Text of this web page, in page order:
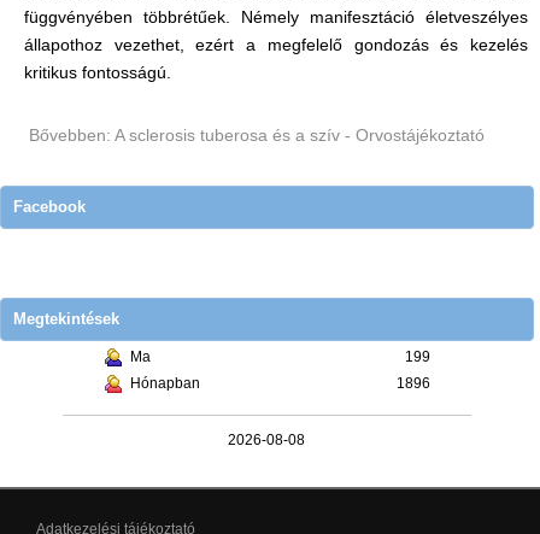
függvényében többrétűek. Némely manifesztáció életveszélyes
állapothoz vezethet, ezért a megfelelő gondozás és kezelés
kritikus fontosságú.
Bővebben: A sclerosis tuberosa és a szív - Orvostájékoztató
Facebook
Megtekintések
Ma
199
Hónapban
1896
2026-08-08
Adatkezelési tájékoztató